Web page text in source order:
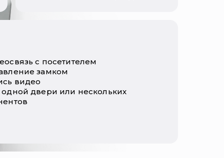
с посетителем
замком
видео
двери или нескольких